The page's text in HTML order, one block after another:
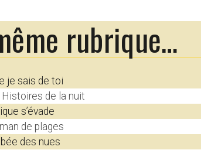
rubrique…
je sais de toi
Histoires de la nuit
s’évade
de plages
des nues